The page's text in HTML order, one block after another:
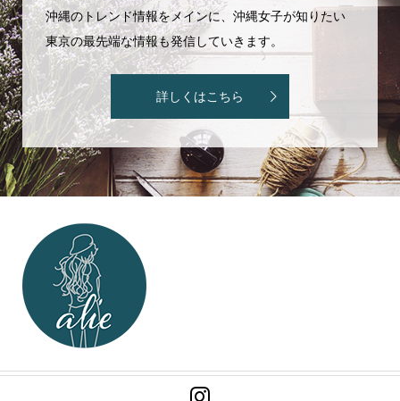
沖縄のトレンド情報をメインに、沖縄女子が知りたい
東京の最先端な情報も発信していきます。
詳しくはこちら